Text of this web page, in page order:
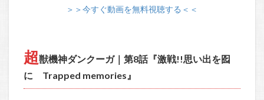
＞＞今すぐ動画を無料視聴する＜＜
超獣機神ダンクーガ｜第8話『激戦!!思い出を囮
に Trapped memories』